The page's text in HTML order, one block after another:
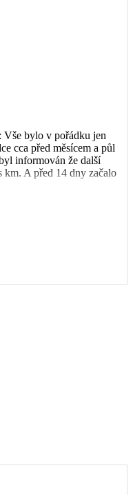
Vše bylo v pořádku jen
cca před měsícem a půl
informován že další
A před 14 dny začalo